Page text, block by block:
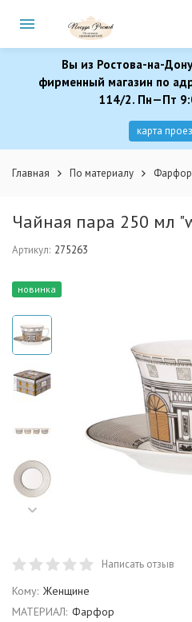
Вы из Ростова-на-
фирменный магазин по
114/2. Пн—Пт
карта
Главная По материалу
Чайная пара 250 мл
Артикул: 275263
новинка
Написать отзыв
Кому: Женщине
МАТЕРИАЛ: Фарфор